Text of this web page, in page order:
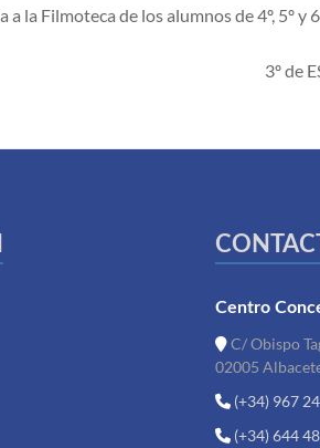
a la Filmoteca de los alumnos de 4º, 5º y
3º de
Centro
C/ Obispo
02005
(+34) 967
(+34) 644